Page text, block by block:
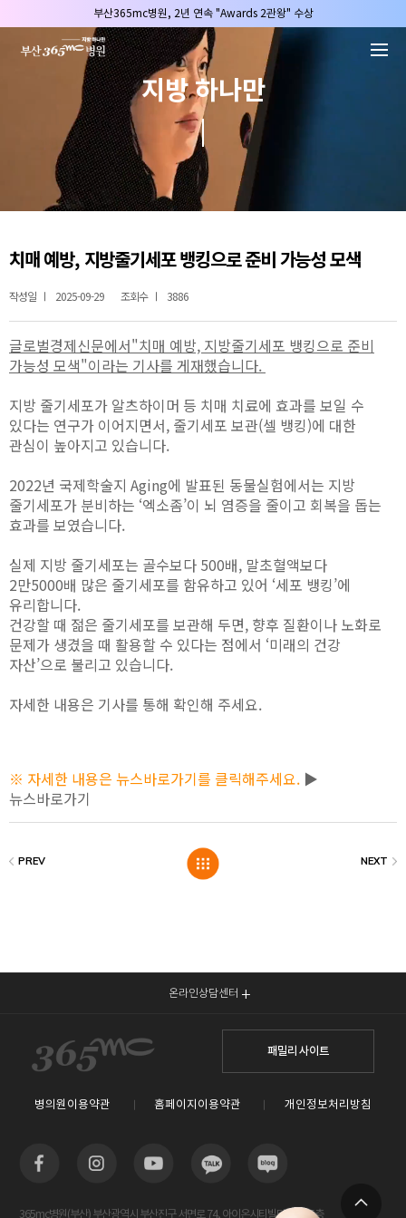
부산365mc병원, 2년 연속 "Awards 2관왕" 수상
2025 "부산365mc 보건복지부 장관상" 수상!
부산365mc병원, 8/15(토) 광복절 정상진료
부산365mc병원, 2년 연속 "Awards 2관왕" 수상
2025 "부산365mc 보건복지부 장관상" 수상!
지방 하나만
치매 예방, 지방줄기세포 뱅킹으로 준비 가능성 모색
작성일 2025-09-29 조회수 3886
글로벌경제신문에서"치매 예방, 지방줄기세포 뱅킹으로 준비
가능성 모색"이라는 기사를 게재했습니다.
지방 줄기세포가 알츠하이머 등 치매 치료에 효과를 보일 수
있다는 연구가 이어지면서, 줄기세포 보관(셀 뱅킹)에 대한
관심이 높아지고 있습니다.
2022년 국제학술지 Aging에 발표된 동물실험에서는 지방
줄기세포가 분비하는 ‘엑소좀’이 뇌 염증을 줄이고 회복을 돕는
효과를 보였습니다.
실제 지방 줄기세포는 골수보다 500배, 말초혈액보다
2만5000배 많은 줄기세포를 함유하고 있어 ‘세포 뱅킹’에
유리합니다.
건강할 때 젊은 줄기세포를 보관해 두면, 향후 질환이나 노화로
문제가 생겼을 때 활용할 수 있다는 점에서 ‘미래의 건강
자산’으로 불리고 있습니다.
자세한 내용은 기사를 통해 확인해 주세요.
※ 자세한 내용은 뉴스바로가기를 클릭해주세요. ▶
뉴스바로가기
온라인상담센터
패밀리 사이트
병의원이용약관 홈페이지이용약관 개인정보처리방침
365mc병원(부산) 부산광역시 부산진구 서면로 74, 아이온시티빌딩 13~15층